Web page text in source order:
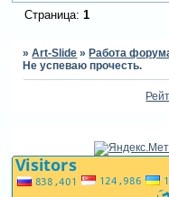
Страница: 1
»Art-Slide » Работа
Не успеваю прочесть.